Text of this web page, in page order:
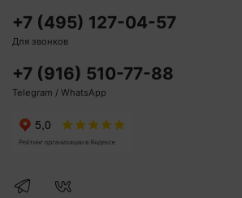
+7 (495) 127-04-57
Для звонков
+7 (916) 510-77-88
Telegram / WhatsApp